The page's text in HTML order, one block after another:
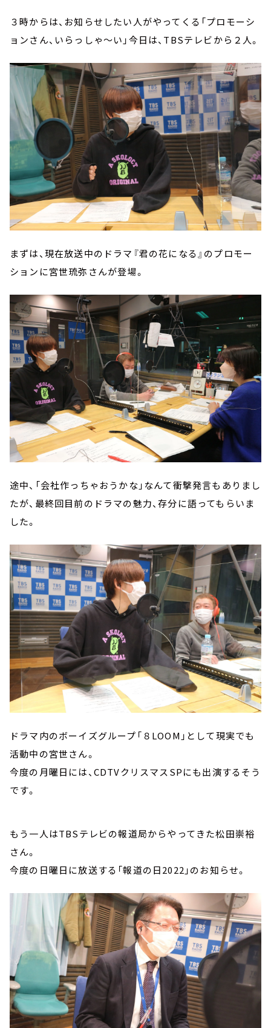
３時からは、お知らせしたい人がやってくる「プロモーシ
ョンさん、いらっしゃ～い」今日は、TBSテレビから２人。
まずは、現在放送中のドラマ『君の花になる』のプロモー
ションに宮世琉弥さんが登場。
途中、「会社作っちゃおうかな」なんて衝撃発言もありまし
たが、最終回目前のドラマの魅力、存分に語ってもらいま
した。
ドラマ内のボーイズグループ「８LOOM」として現実でも
活動中の宮世さん。
今度の月曜日には、CDTVクリスマスSPにも出演するそう
です。
もう一人はTBSテレビの報道局からやってきた松田崇裕
さん。
今度の日曜日に放送する「報道の日2022」のお知らせ。